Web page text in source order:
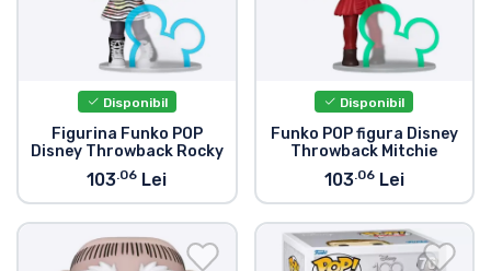
Disponibil
Figurina Funko POP
Disney Throwback Rocky
103.06 Lei
Disponibil
Funko POP figura Disney
Throwback Mitchie
103.06Lei